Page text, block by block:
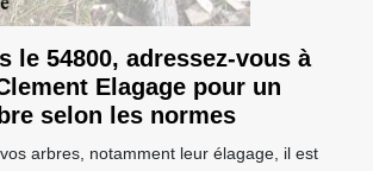
le 54800, adressez-vous à
Elagage pour un
selon les normes
arbres, notamment leur élagage, il est